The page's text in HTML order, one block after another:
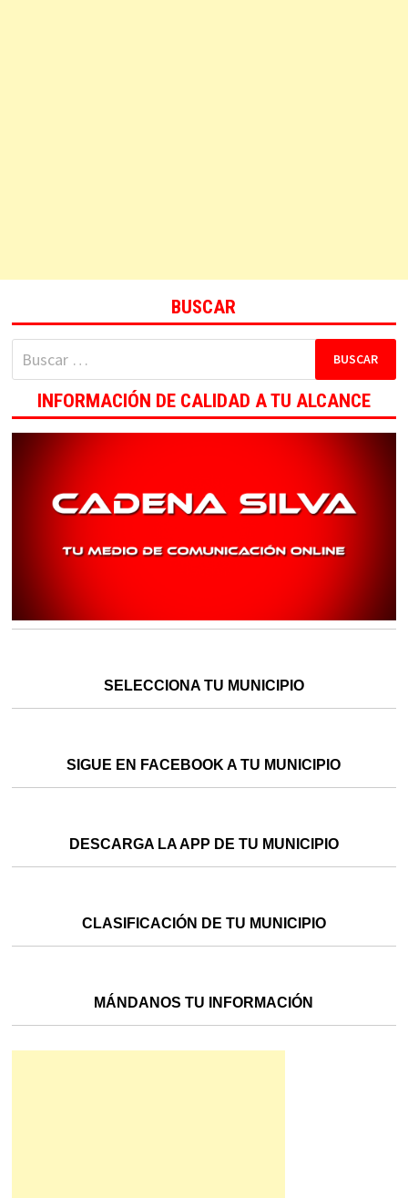
BUSCAR
Buscar:
INFORMACIÓN DE CALIDAD A TU ALCANCE
SELECCIONA TU MUNICIPIO
SIGUE EN FACEBOOK A TU MUNICIPIO
DESCARGA LA APP DE TU MUNICIPIO
CLASIFICACIÓN DE TU MUNICIPIO
MÁNDANOS TU INFORMACIÓN